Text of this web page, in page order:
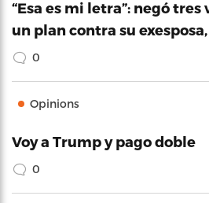
“Esa es mi letra”: negó
un plan contra su
0
Opinions
Voy a Trump y pago doble
0